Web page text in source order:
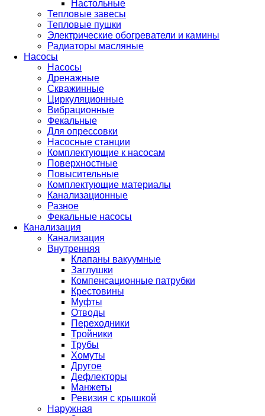
Настольные
Тепловые завесы
Тепловые пушки
Электрические обогреватели и камины
Радиаторы масляные
Насосы
Насосы
Дренажные
Скважинные
Циркуляционные
Вибрационные
Фекальные
Для опрессовки
Насосные станции
Комплектующие к насосам
Поверхностные
Повысительные
Комплектующие материалы
Канализационные
Разное
Фекальные насосы
Канализация
Канализация
Внутренняя
Клапаны вакуумные
Заглушки
Компенсационные патрубки
Крестовины
Муфты
Отводы
Переходники
Тройники
Трубы
Хомуты
Другое
Дефлекторы
Манжеты
Ревизия с крышкой
Наружная